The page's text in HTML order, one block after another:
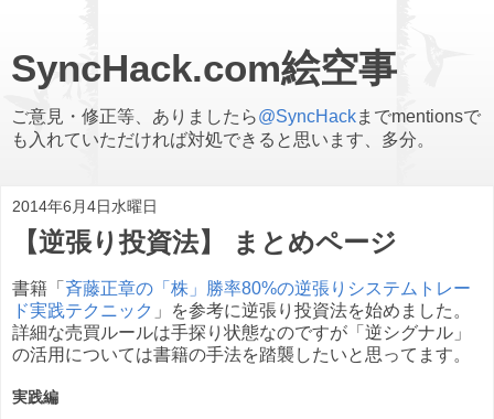
SyncHack.com絵空事
ご意見・修正等、ありましたら@SyncHackまでmentionsで
も入れていただければ対処できると思います、多分。
2014年6月4日水曜日
【逆張り投資法】 まとめページ
書籍「 斉藤正章の「株」勝率80%の逆張りシステムトレー
ド実践テクニック 」を参考に逆張り投資法を始めました。
詳細な売買ルールは手探り状態なのですが「逆シグナル」
の活用については書籍の手法を踏襲したいと思ってます。
実践編